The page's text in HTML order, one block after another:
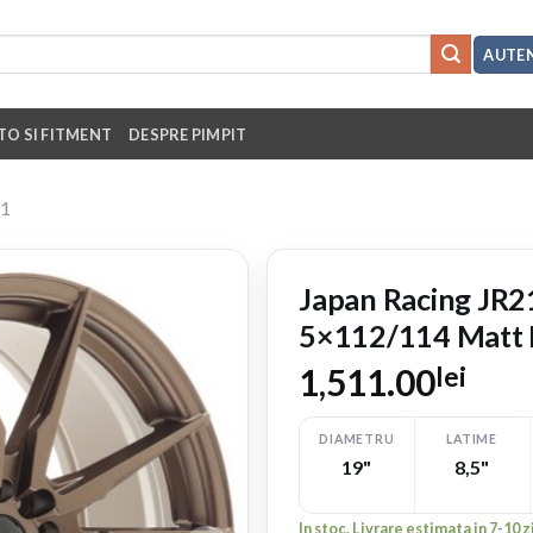
SI FITMENT DESPRE PIMPIT
Japan Racing
5×112/114 Matt
1,511.00lei
DIAMETRU
19"
LATIME
8,5"
In stoc. Livrare estimata in 7-10